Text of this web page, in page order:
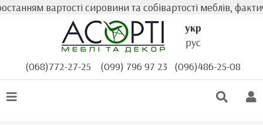
вартості сировини та собівартості меблів,
укр
рус
(068)772-27-25
(099) 796 97 23 (096)486-25-08